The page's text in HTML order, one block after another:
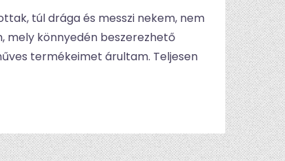
túl drága és messzi nekem, nem
mely könnyedén beszerezhető
termékeimet árultam. Teljesen